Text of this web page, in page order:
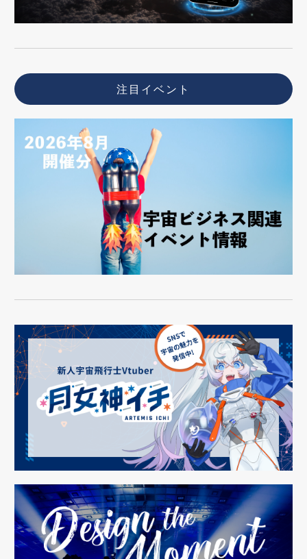
注目イベント